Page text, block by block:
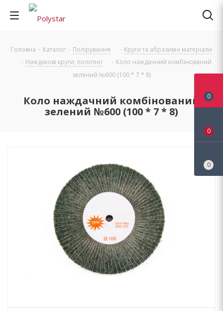
Головна - Каталог - Полірування - Круги та абразивні матеріали
- Наждакові круги, полотно - Коло наждачний комбінований
зелений №600 (100 * 7 * 8)
Коло наждачний комбінований
зелений №600 (100 * 7 * 8)
0
0
0